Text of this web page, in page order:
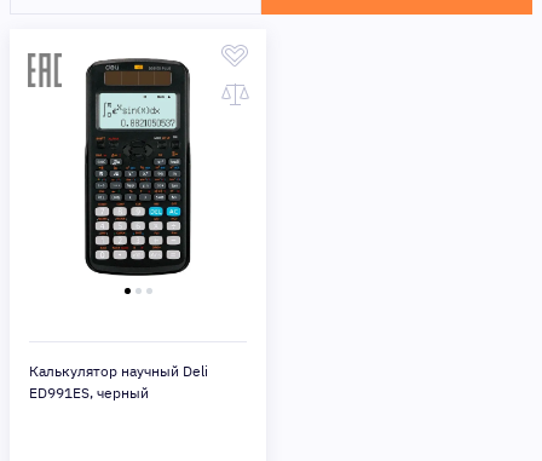
Калькулятор научный Deli
ED991ES, черный